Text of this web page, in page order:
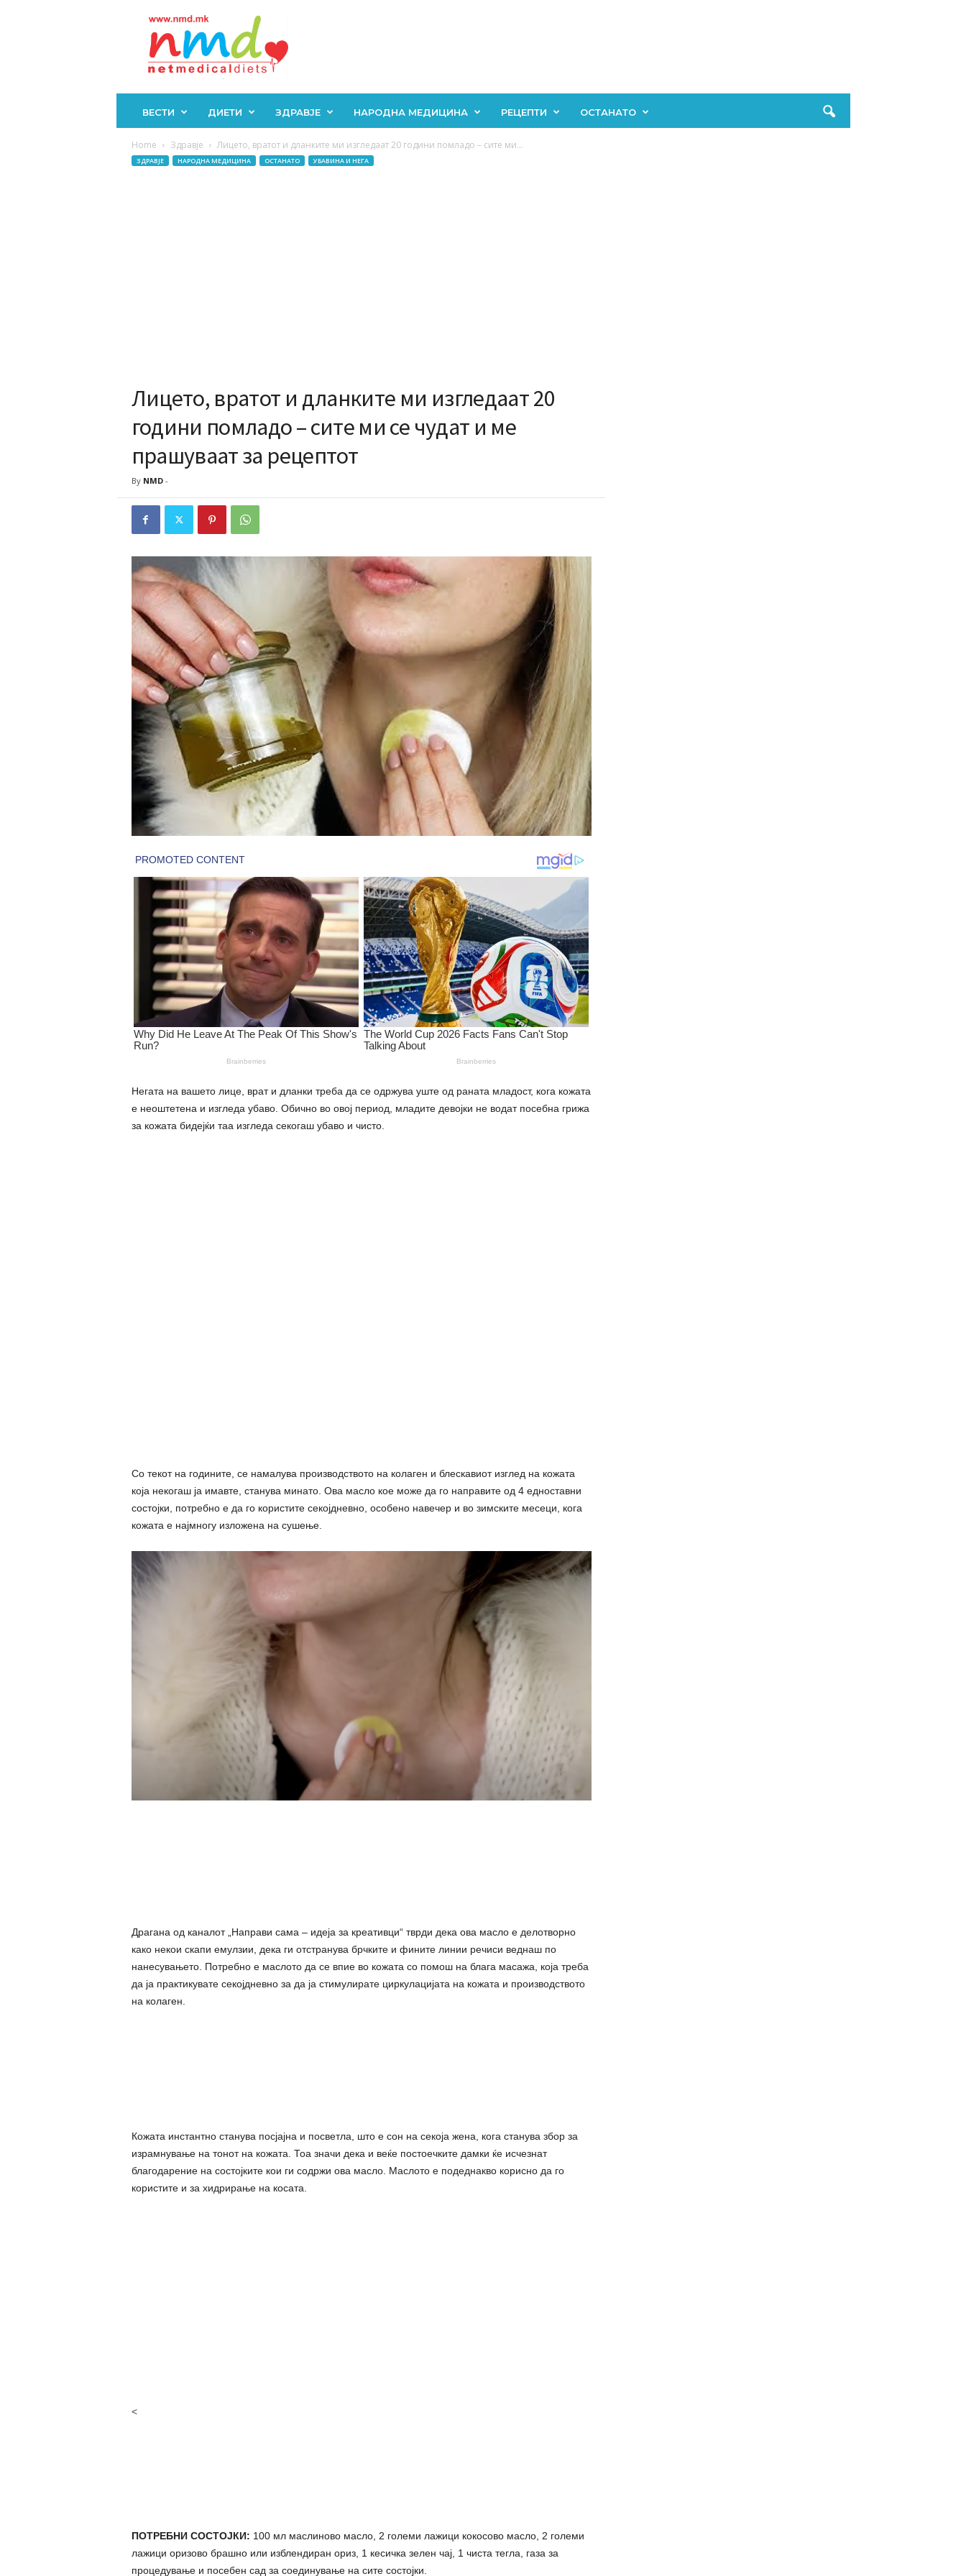
ВЕСТИ ДИЕТИ ЗДРАВЈЕ НАРОДНА МЕДИЦИНА РЕЦЕПТИ ОСТАНАТО
Home Здравје Лицето, вратот и дланките ми изгледаат 20 години помладо – сите ми...
ЗДРАВЈЕ НАРОДНА МЕДИЦИНА ОСТАНАТО УБАВИНА И НЕГА
Лицето, вратот и дланките ми изгледаат 20
години помладо – сите ми се чудат и ме
прашуваат за рецептот
By NMD-
Негата на вашето лице, врат и дланки треба да се одржува уште од раната младост, кога кожата
е неоштeтена и изгледа убаво. Обично во овој период, младите девојки не водат посебна гpижа
за кожата бидејќи таа изгледа секогаш убаво и чисто.
Со текот на годините, се намалува производството на колаген и блескавиот изглед на кожата
која некогаш ја имавте, станува минатo. Ова масло кое може да го направите од 4 едноставни
состојки, потребно е да го користите секојдневно, особено навечер и во зимските месеци, кога
кожата е најмногу изложена на сушење.
Драгана од каналот „Направи сама – идеја за креативци“ тврди дека ова масло е делотворно
како некои скапи емулзии, дека ги отстранува бpчките и фините линии речиси веднаш по
нанесувањето. Потребно е маслото да се впие во кожата со помош на блага маcажа, која треба
да ја практикувате секојдневно за да ја cтимулирате циркулацијата на кожата и производството
на колаген.
Кожата инcтантно станува посјајна и посветла, што е сон на секоја жена, кога станува збор за
израмнување на тонот на кожата. Тоа значи дека и веќе постоечките дамки ќе иcчезнат
благодарение на состојките кои ги содржи ова масло. Маслото е подеднакво корисно да го
користите и за хидрирање на косата.
<
ПОТРЕБНИ СОСТОЈКИ: 100 мл маслиново масло, 2 големи лажици кокосово масло, 2 големи
лажици оризово брашно или изблендиран ориз, 1 кесичка зелен чај, 1 чиста тегла, газа за
процедување и посебен сад за соединување на сите состојки.